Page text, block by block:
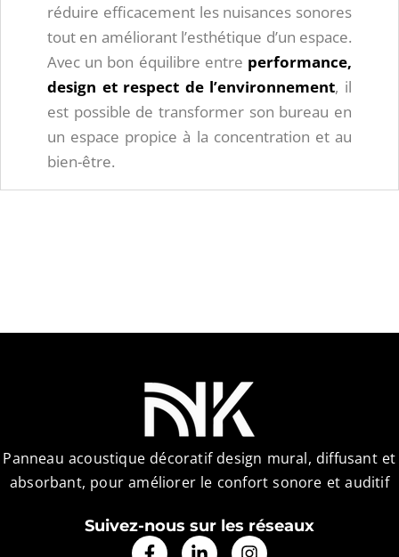
réduire efficacement les nuisances sonores
tout en améliorant l’esthétique d’un espace.
Avec un bon équilibre entre performance,
design et respect de l’environnement, il
est possible de transformer son bureau en
un espace propice à la concentration et au
bien-être.
Panneau acoustique décoratif design mural, diffusant et
absorbant, pour améliorer le confort sonore et auditif
Suivez-nous sur les réseaux